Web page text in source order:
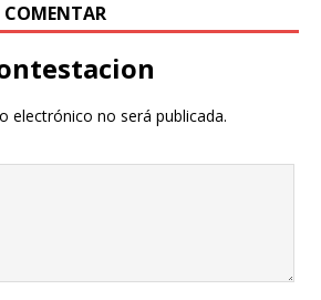
COMENTAR
electrónico no será publicada.